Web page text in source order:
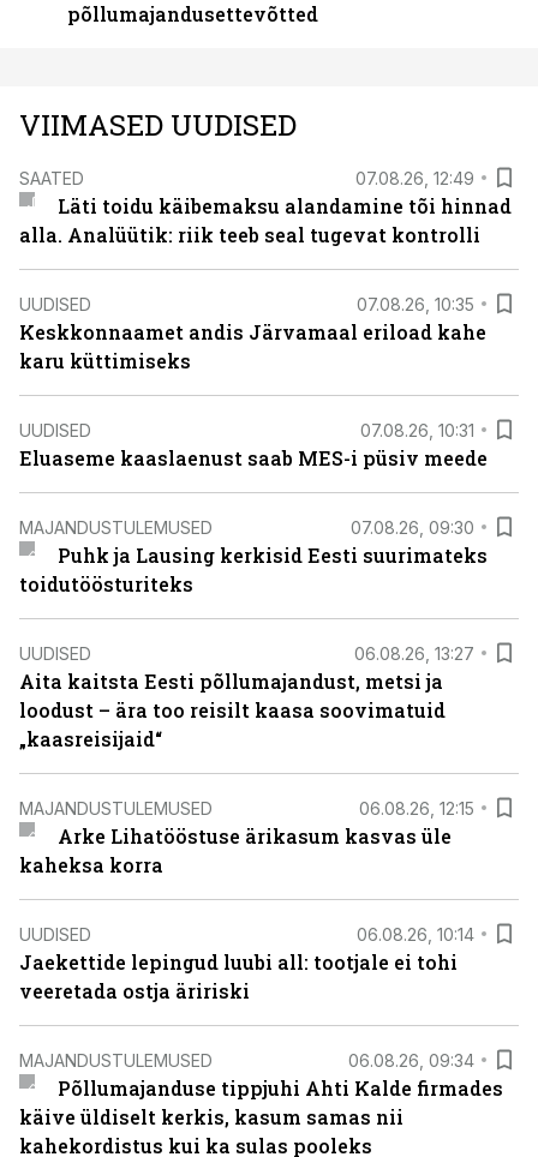
põllumajandusettevõtted
VIIMASED UUDISED
SAATED 07.08.26, 12:49
Läti toidu käibemaksu alandamine tõi hinnad
alla. Analüütik: riik teeb seal tugevat kontrolli
UUDISED 07.08.26, 10:35
Keskkonnaamet andis Järvamaal eriload kahe
karu küttimiseks
UUDISED 07.08.26, 10:31
Eluaseme kaaslaenust saab MES-i püsiv meede
MAJANDUSTULEMUSED 07.08.26, 09:30
Puhk ja Lausing kerkisid Eesti suurimateks
toidutöösturiteks
UUDISED 06.08.26, 13:27
Aita kaitsta Eesti põllumajandust, metsi ja
loodust – ära too reisilt kaasa soovimatuid
„kaasreisijaid“
MAJANDUSTULEMUSED 06.08.26, 12:15
Arke Lihatööstuse ärikasum kasvas üle
kaheksa korra
UUDISED 06.08.26, 10:14
Jaekettide lepingud luubi all: tootjale ei tohi
veeretada ostja äririski
MAJANDUSTULEMUSED 06.08.26, 09:34
Põllumajanduse tippjuhi Ahti Kalde firmades
käive üldiselt kerkis, kasum samas nii
kahekordistus kui ka sulas pooleks